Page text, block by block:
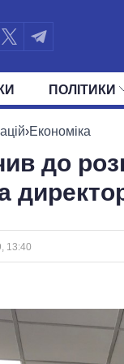
ПОЛIТИКИ
ПРЕЗИДЕНТ І ОФІС
›Економіка
до
13:40